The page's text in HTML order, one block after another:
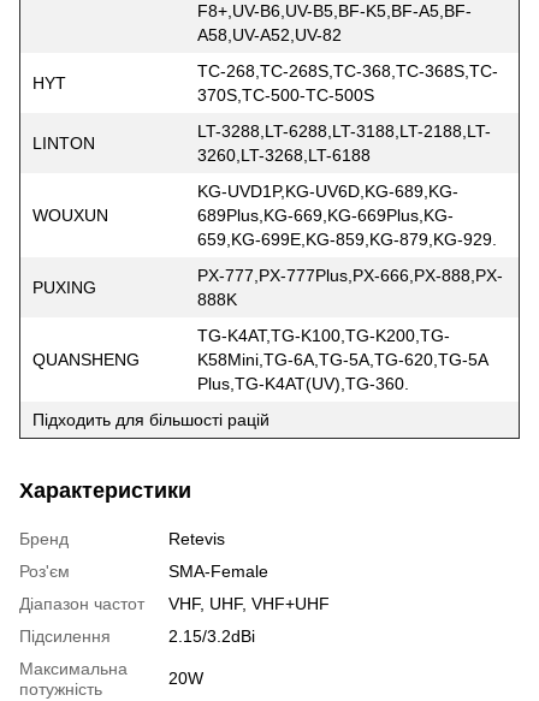
F8+,UV-B6,UV-B5,BF-K5,BF-A5,BF-
A58,UV-A52,UV-82
HYT
TC-268,TC-268S,TC-368,TC-368S,TC-
370S,TC-500-TC-500S
LINTON
LT-3288,LT-6288,LT-3188,LT-2188,LT-
3260,LT-3268,LT-6188
WOUXUN
KG-UVD1P,KG-UV6D,KG-689,KG-
689Plus,KG-669,KG-669Plus,KG-
659,KG-699E,KG-859,KG-879,KG-929.
PUXING
PX-777,PX-777Plus,PX-666,PX-888,PX-
888K
QUANSHENG
TG-K4AT,TG-K100,TG-K200,TG-
K58Mini,TG-6A,TG-5A,TG-620,TG-5A
Plus,TG-K4AT(UV),TG-360.
Підходить для більшості рацій
Характеристики
Бренд
Retevis
Роз'єм
SMA-Female
Діапазон частот
VHF, UHF, VHF+UHF
Підсилення
2.15/3.2dBi
Максимальна
потужність
20W